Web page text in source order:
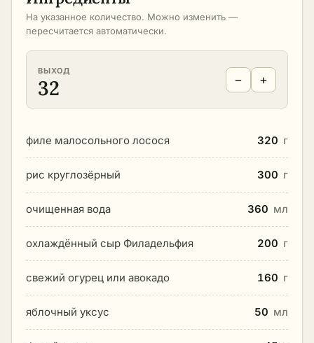
На указанное количество. Можно изменить —
пересчитается автоматически.
ВЫХОД
32 − +
филе малосольного лосося 320 г
рис круглозёрный 300 г
очищенная вода 360 мл
охлаждённый сыр Филадельфия 200 г
свежий огурец или авокадо 160 г
яблочный уксус 50 мл